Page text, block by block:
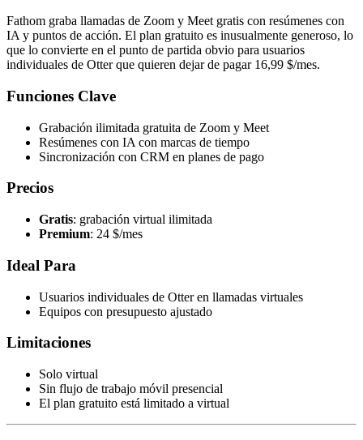
Fathom graba llamadas de Zoom y Meet gratis con resúmenes con
IA y puntos de acción. El plan gratuito es inusualmente generoso, lo
que lo convierte en el punto de partida obvio para usuarios
individuales de Otter que quieren dejar de pagar 16,99 $/mes.
Funciones Clave
Grabación ilimitada gratuita de Zoom y Meet
Resúmenes con IA con marcas de tiempo
Sincronización con CRM en planes de pago
Precios
Gratis: grabación virtual ilimitada
Premium: 24 $/mes
Ideal Para
Usuarios individuales de Otter en llamadas virtuales
Equipos con presupuesto ajustado
Limitaciones
Solo virtual
Sin flujo de trabajo móvil presencial
El plan gratuito está limitado a virtual